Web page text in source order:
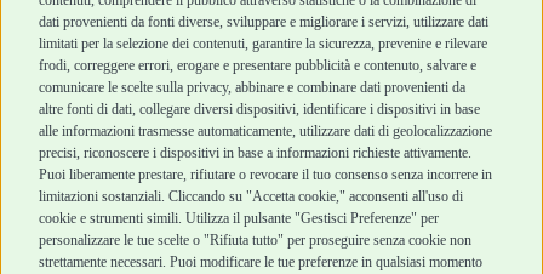
dati provenienti da fonti diverse, sviluppare e migliorare i servizi, utilizzare dati
limitati per la selezione dei contenuti, garantire la sicurezza, prevenire e rilevare
frodi, correggere errori, erogare e presentare pubblicità e contenuto, salvare e
comunicare le scelte sulla privacy, abbinare e combinare dati provenienti da
altre fonti di dati, collegare diversi dispositivi, identificare i dispositivi in base
alle informazioni trasmesse automaticamente, utilizzare dati di geolocalizzazione
precisi, riconoscere i dispositivi in base a informazioni richieste attivamente.
Puoi liberamente prestare, rifiutare o revocare il tuo consenso senza incorrere in
limitazioni sostanziali. Cliccando su "Accetta cookie," acconsenti all'uso di
cookie e strumenti simili. Utilizza il pulsante "Gestisci Preferenze" per
personalizzare le tue scelte o "Rifiuta tutto" per proseguire senza cookie non
strettamente necessari. Puoi modificare le tue preferenze in qualsiasi momento
Marchi
Blog
Assistenza Robinson
Pet Shop
Offerte
Promozioni
Recensioni Feedaty
Cashback
Metodi di
pagamento
Recesso e Reso
Spedizioni
Robinson Pet Shop S.r.l.